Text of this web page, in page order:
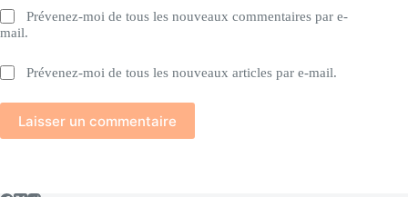
Prévenez-moi de tous les nouveaux commentaires par e-
mail.
Prévenez-moi de tous les nouveaux articles par e-mail.
Laisser un commentaire